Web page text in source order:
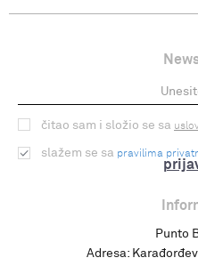
čitao sam i složio se sa
slažem se sa pravilima
Punto
Adresa: